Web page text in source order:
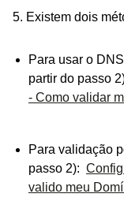
5. Existem dois
Para usar o
partir do passo
- Como validar
Para validação
passo 2):
valido meu